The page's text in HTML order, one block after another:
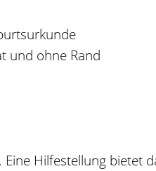
und ohne Rand
Hilfestellung bietet